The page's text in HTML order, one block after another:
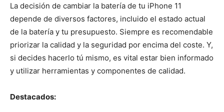
La decisión de cambiar la batería de tu iPhone 11
depende de diversos factores, incluido el estado actual
de la batería y tu presupuesto. Siempre es recomendable
priorizar la calidad y la seguridad por encima del coste. Y,
si decides hacerlo tú mismo, es vital estar bien informado
y utilizar herramientas y componentes de calidad.
Destacados: